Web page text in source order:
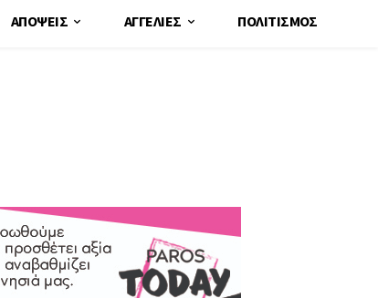
ΑΠΌΨΕΙΣ ΑΓΓΕΛΊΕΣ ΠΟΛΙΤΙΣΜΌΣ